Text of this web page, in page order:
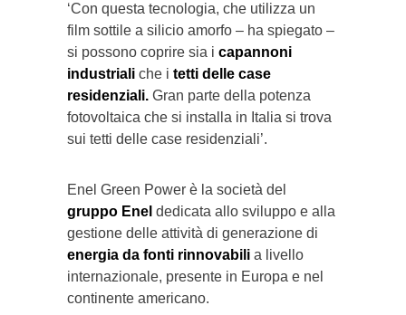
‘Con questa tecnologia, che utilizza un
film sottile a silicio amorfo – ha spiegato –
si possono coprire sia i capannoni
industriali che i tetti delle case
residenziali. Gran parte della potenza
fotovoltaica che si installa in Italia si trova
sui tetti delle case residenziali’.
Enel Green Power è la società del
gruppo Enel dedicata allo sviluppo e alla
gestione delle attività di generazione di
energia da fonti rinnovabili a livello
internazionale, presente in Europa e nel
continente americano.